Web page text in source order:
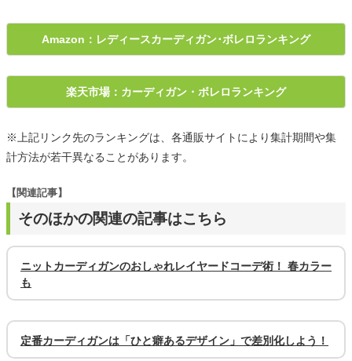
Amazon：レディースカーディガン･ボレロランキング
楽天市場：カーディガン・ボレロランキング
※上記リンク先のランキングは、各通販サイトにより集計期間や集
計方法が若干異なることがあります。
そのほかの関連の記事はこちら
【関連記事】
ニットカーディガンのおしゃれレイヤードコーデ術！ 春カラー
も
定番カーディガンは「ひと癖あるデザイン」で差別化しよう！